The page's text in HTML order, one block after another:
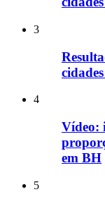
3
4
Vídeo:
em BH
5